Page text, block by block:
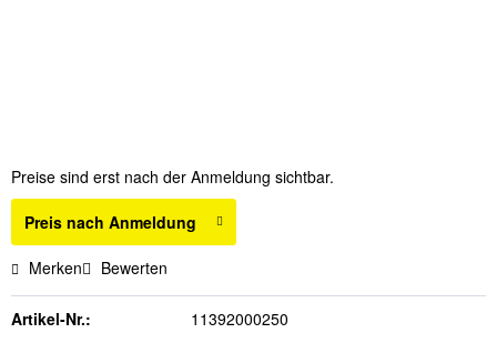
Preise sind erst nach der Anmeldung sichtbar.
Preis nach Anmeldung
Merken Bewerten
Artikel-Nr.: 11392000250